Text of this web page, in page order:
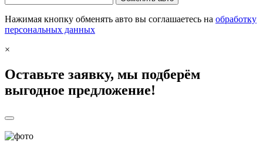
Нажимая кнопку обменять авто вы соглашаетесь на обработку
персональных данных
×
Оставьте заявку, мы подберём
выгодное предложение!